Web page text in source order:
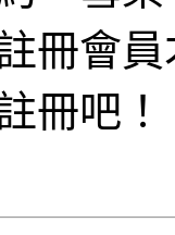
冊會
冊吧！